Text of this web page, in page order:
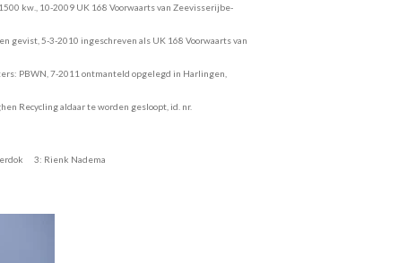
kw., 10-2009 UK 168 Voorwaarts van Zeevisserijbe-
gevist, 5-3-2010 ingeschreven als UK 168 Voorwaarts van
PBWN, 7-2011 ontmanteld opgelegd in Harlingen,
Recycling aldaar te worden gesloopt, id. nr.
Rienk Nadema